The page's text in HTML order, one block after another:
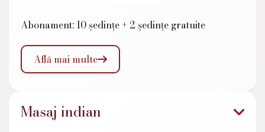
Abonament: 10 ședințe + 2 ședințe gratuite
Află mai multe
Masaj indian